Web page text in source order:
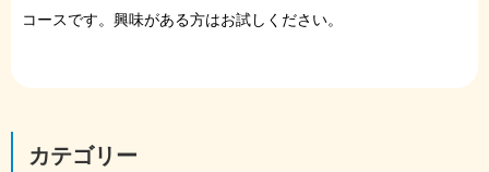
コースです。興味がある方はお試しください。
カテゴリー